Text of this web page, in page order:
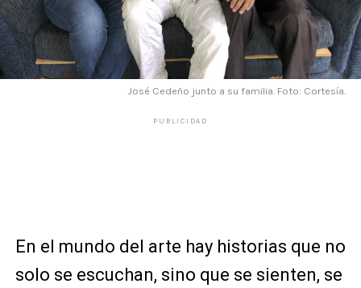
José Cedeño junto a su familia. Foto: Cortesía.
PUBLICIDAD
En el mundo del arte hay historias que no
solo se escuchan, sino que se sienten, se